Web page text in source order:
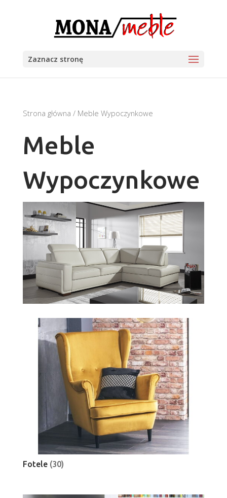
Zaznacz stronę
Strona główna / Meble Wypoczynkowe
Meble
Wypoczynkowe
Fotele (30)